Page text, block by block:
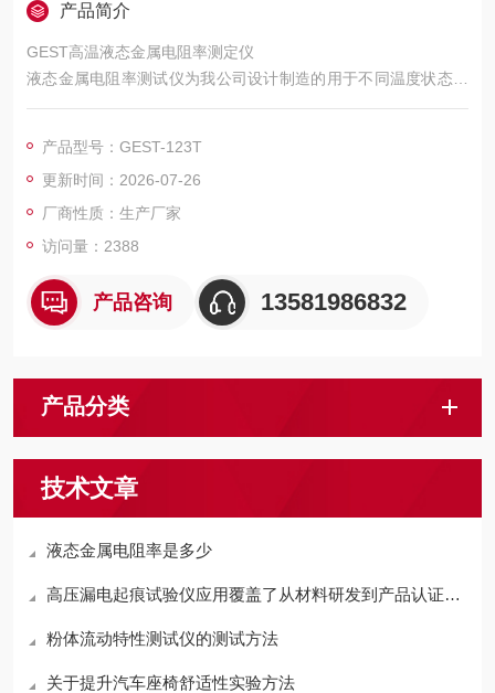
产品简介
GEST高温液态金属电阻率测定仪
液态金属电阻率测试仪为我公司设计制造的用于不同温度状态下
液态金属电阻率的测试仪器
的升温控温测试，
仪器温度控制采用AI人工智能PID调节算法，保证了温度的准确
性。
产品型号：GEST-123T
更新时间：2026-07-26
厂商性质：生产厂家
访问量：2388
产品咨询 13581986832
产品分类
技术文章
液态金属电阻率是多少
高压漏电起痕试验仪应用覆盖了从材料研发到产品认证的多个环节
粉体流动特性测试仪的测试方法
关于提升汽车座椅舒适性实验方法